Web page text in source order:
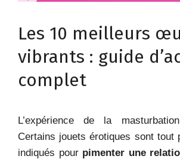
Les 10 meilleurs
vibrants : guide
complet
L’expérience de la
Certains jouets érotiques sont tout
indiqués pour pimenter une